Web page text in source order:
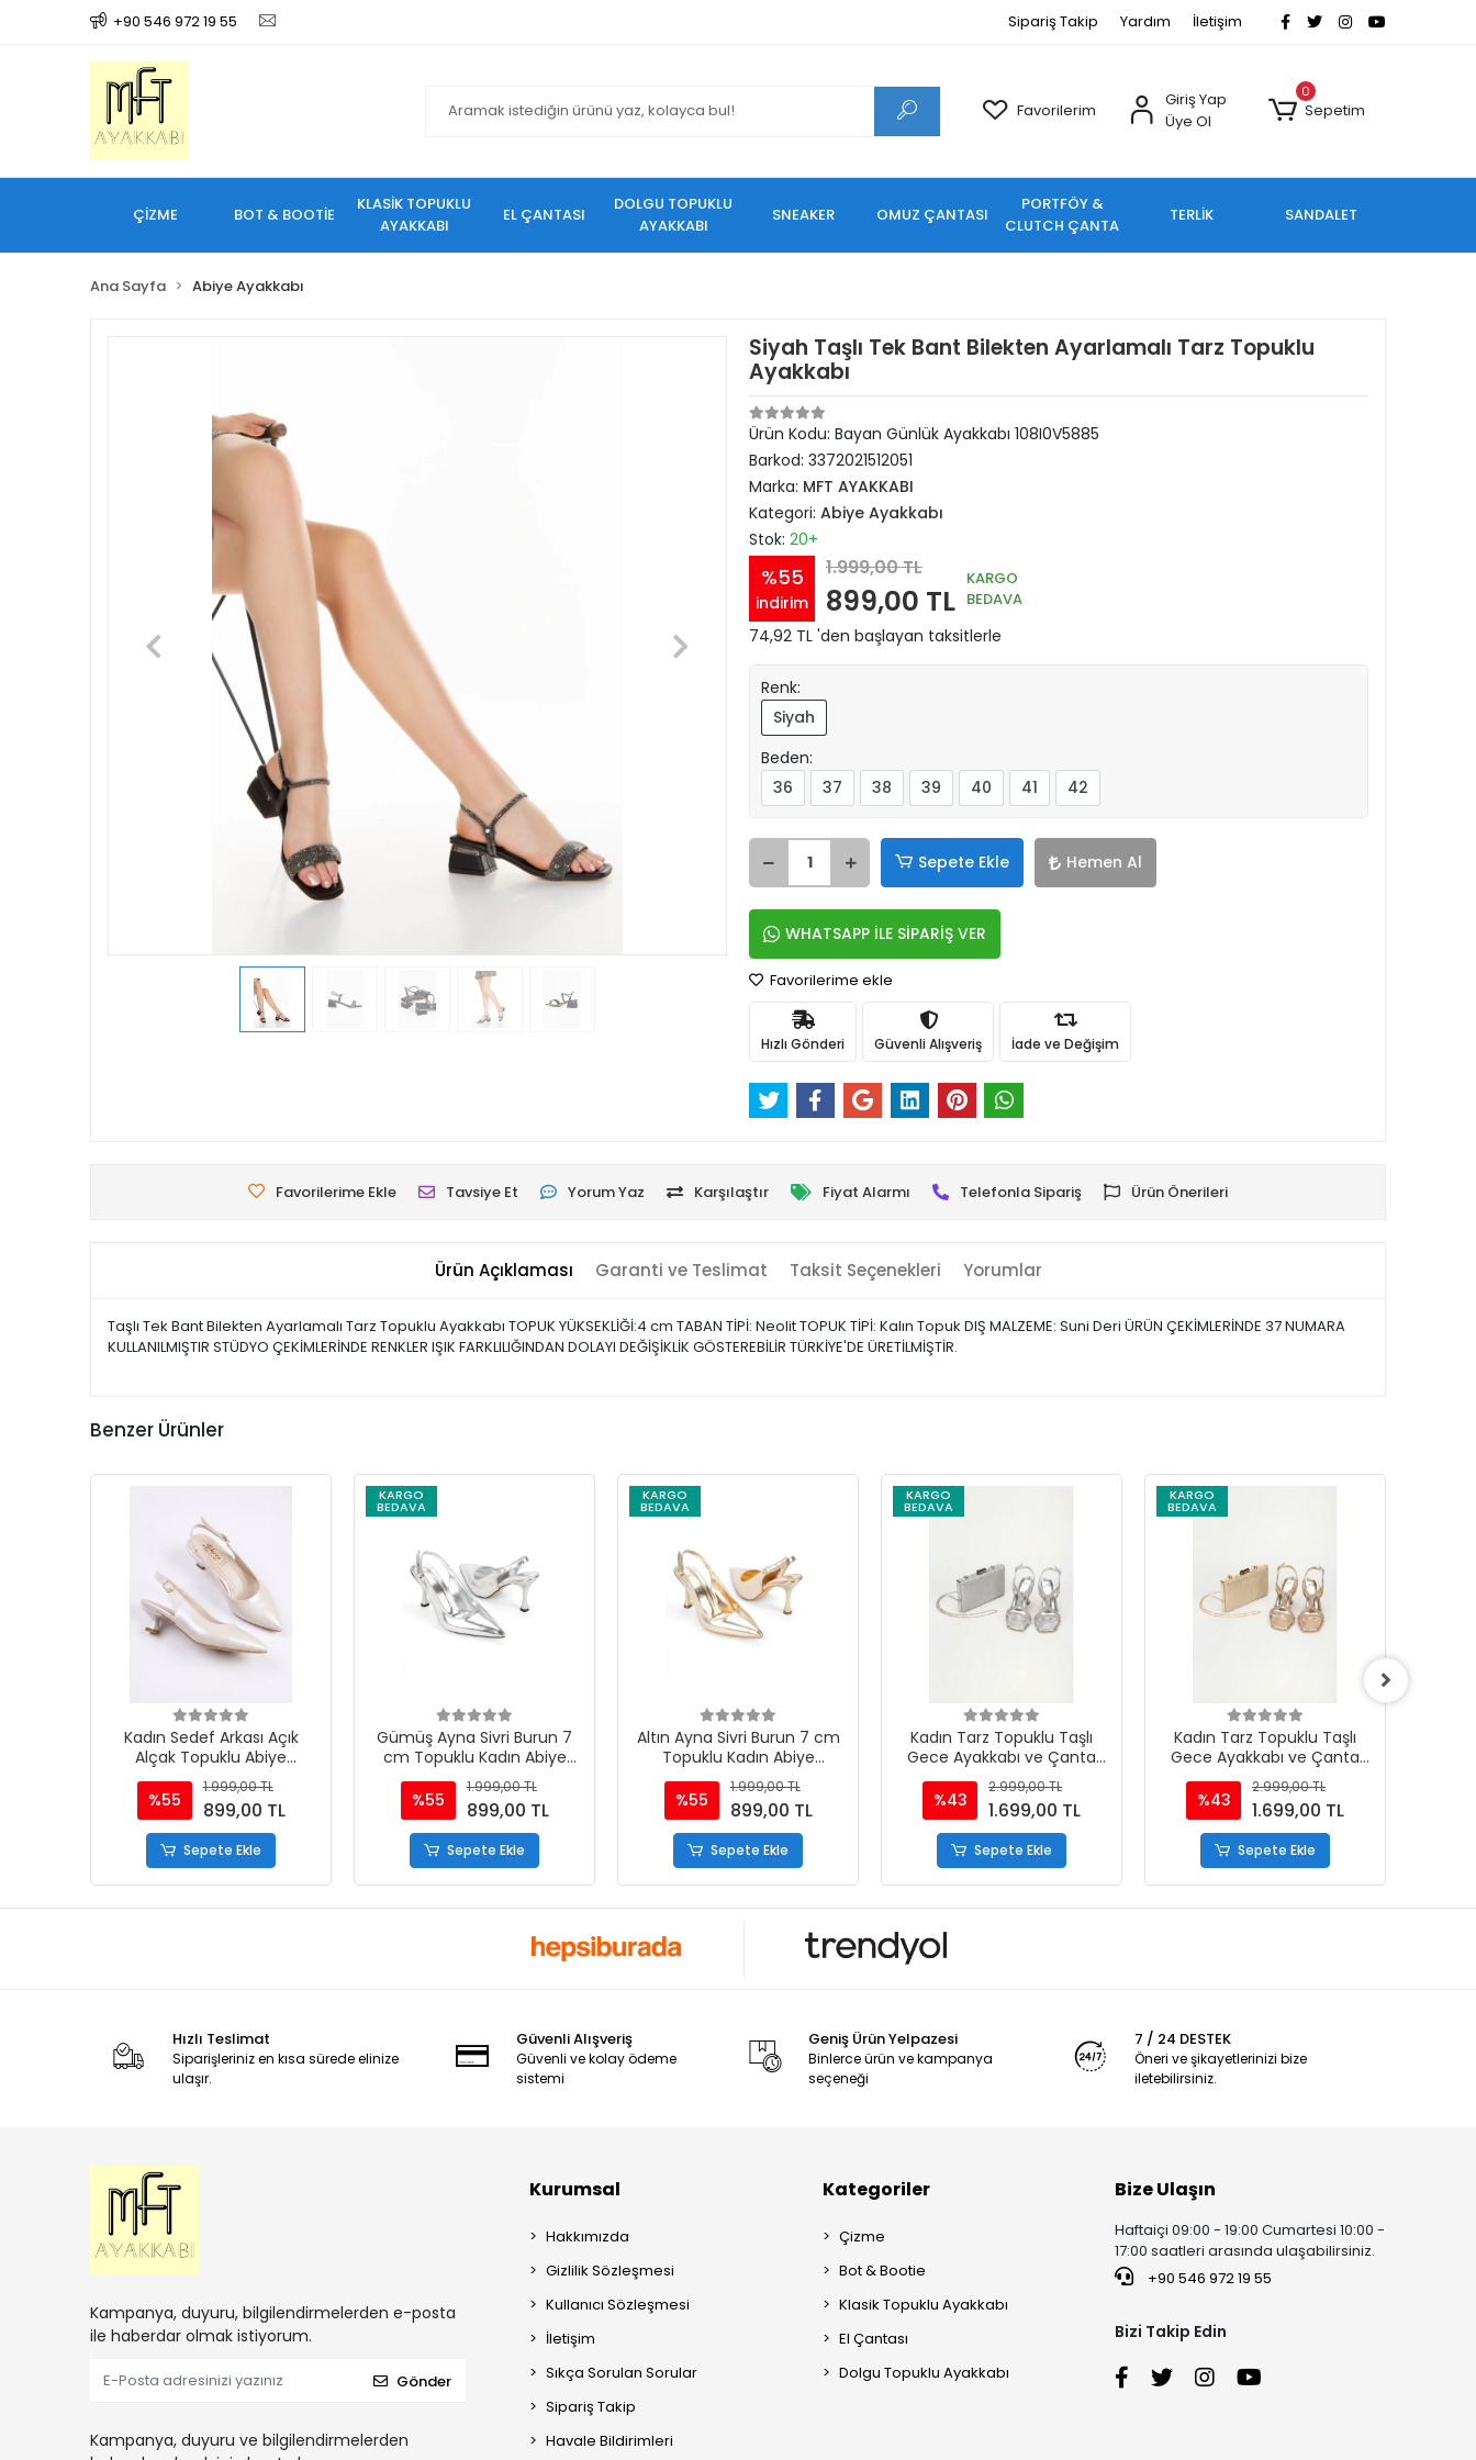
+90 546 972 19 55 Sipariş Takip Yardım İletişim
Favorilerim
Giriş Yap
Üye Ol
0
Sepetim
ÇİZME BOT & BOOTİE
KLASİK TOPUKLU
AYAKKABI
EL ÇANTASI
DOLGU TOPUKLU
AYAKKABI
SNEAKER OMUZ ÇANTASI
PORTFÖY &
CLUTCH ÇANTA
TERLİK SANDALET
Ana Sayfa Abiye Ayakkabı
Siyah Taşlı Tek Bant Bilekten Ayarlamalı Tarz Topuklu
Ayakkabı
Ürün Kodu: Bayan Günlük Ayakkabı 108I0V5885
Barkod: 3372021512051
Marka: MFT AYAKKABI
Kategori: Abiye Ayakkabı
Stok: 20+
%55
indirim
1.999,00 TL
899,00 TL
KARGO
BEDAVA
74,92 TL 'den başlayan taksitlerle
Renk:
Siyah
Beden:
36
37 38 39 40 41 42
Sepete Ekle Hemen Al
WHATSAPP İLE SİPARİŞ VER
Favorilerime ekle
Hızlı Gönderi Güvenli Alışveriş İade ve Değişim
Favorilerime Ekle Tavsiye Et Yorum Yaz Karşılaştır Fiyat Alarmı Telefonla Sipariş Ürün Önerileri
Ürün Açıklaması Garanti ve Teslimat Taksit Seçenekleri Yorumlar
Taşlı Tek Bant Bilekten Ayarlamalı Tarz Topuklu Ayakkabı TOPUK YÜKSEKLİĞİ:4 cm TABAN TİPİ: Neolit TOPUK TİPİ: Kalın Topuk DIŞ MALZEME: Suni Deri ÜRÜN ÇEKİMLERİNDE 37 NUMARA
KULLANILMIŞTIR STÜDYO ÇEKİMLERİNDE RENKLER IŞIK FARKLILIĞINDAN DOLAYI DEĞİŞİKLİK GÖSTEREBİLİR TÜRKİYE'DE ÜRETİLMİŞTİR.
Benzer Ürünler
Kadın Sedef Arkası Açık
Alçak Topuklu Abiye
Ayakkabı
%55
1.999,00 TL
899,00 TL
Sepete Ekle
KARGO
BEDAVA
Gümüş Ayna Sivri Burun 7
cm Topuklu Kadın Abiye
Ayakkabı
%55
1.999,00 TL
899,00 TL
Sepete Ekle
KARGO
BEDAVA
Altın Ayna Sivri Burun 7 cm
Topuklu Kadın Abiye
Ayakkabı
%55
1.999,00 TL
899,00 TL
Sepete Ekle
KARGO
BEDAVA
Kadın Tarz Topuklu Taşlı
Gece Ayakkabı ve Çanta
Takımı Gümüş
%43
2.999,00 TL
1.699,00 TL
Sepete Ekle
KARGO
BEDAVA
Kadın Tarz Topuklu Taşlı
Gece Ayakkabı ve Çanta
Takımı Altın
%43
2.999,00 TL
1.699,00 TL
Sepete Ekle
Hızlı Teslimat
Siparişleriniz en kısa sürede elinize
ulaşır.
Güvenli Alışveriş
Güvenli ve kolay ödeme
sistemi
Geniş Ürün Yelpazesi
Binlerce ürün ve kampanya
seçeneği
7 / 24 DESTEK
Öneri ve şikayetlerinizi bize
iletebilirsiniz.
Kampanya, duyuru, bilgilendirmelerden e-posta
ile haberdar olmak istiyorum.
Gönder
Kampanya, duyuru ve bilgilendirmelerden
Kurumsal
Hakkımızda
Gizlilik Sözleşmesi
Kullanıcı Sözleşmesi
İletişim
Sıkça Sorulan Sorular
Sipariş Takip
Havale Bildirimleri
Kategoriler
Çizme
Bot & Bootie
Klasik Topuklu Ayakkabı
El Çantası
Dolgu Topuklu Ayakkabı
Bize Ulaşın
Haftaiçi 09:00 - 19:00 Cumartesi 10:00 -
17:00 saatleri arasında ulaşabilirsiniz.
+90 546 972 19 55
Bizi Takip Edin